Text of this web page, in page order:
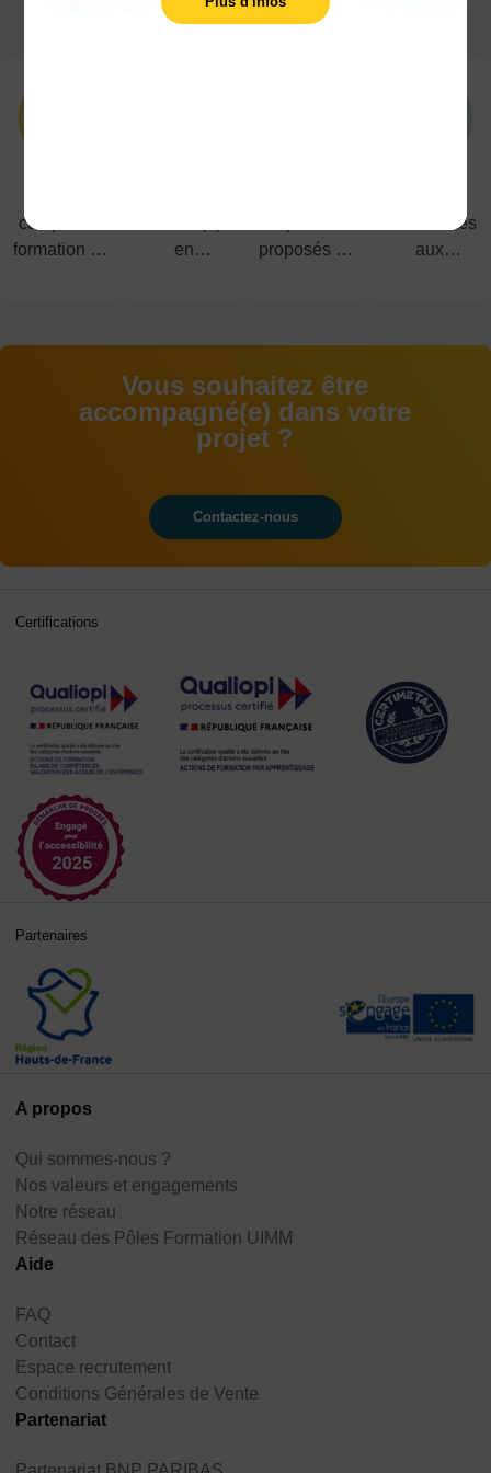
LES POINTS FORTS
campus de
formation en
en
proposés du
de réussites
aux
Vous souhaitez être
accompagné(e) dans votre
projet ?
Contactez-nous
A propos
Qui sommes-nous ?
Nos valeurs et engagements
Notre réseau
Réseau des Pôles Formation UIMM
Aide
FAQ
Contact
Espace recrutement
Conditions Générales de Vente
Partenariat
Certifications
Partenaires